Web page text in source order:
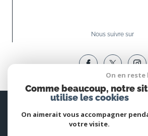
Nous suivre sur
Espace
PROPRIÉTAIRE
Se connecter
On en reste
Comme beaucoup, notre
utilise les cookies
On aimerait vous accompagner
votre visite.